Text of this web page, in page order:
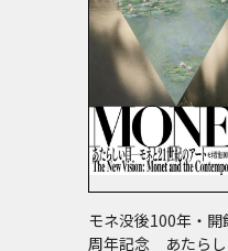
モネ没後100年・開
周年記念 あたらし